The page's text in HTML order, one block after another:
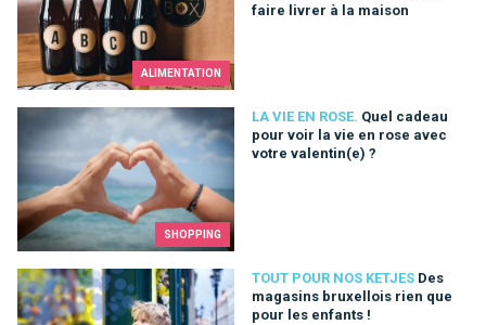
ALIMENTATION
faire livrer à la maison
SHOPPING
LA VIE EN ROSE. Quel cadeau
pour voir la vie en rose avec
votre valentin(e) ?
Quel cadeau pour voir la vie en rose avec votre valentin(e) ?
TOUT POUR NOS KETJES Des
magasins bruxellois rien que
pour les enfants !
Des magasins bruxellois rien que pour les enfants !